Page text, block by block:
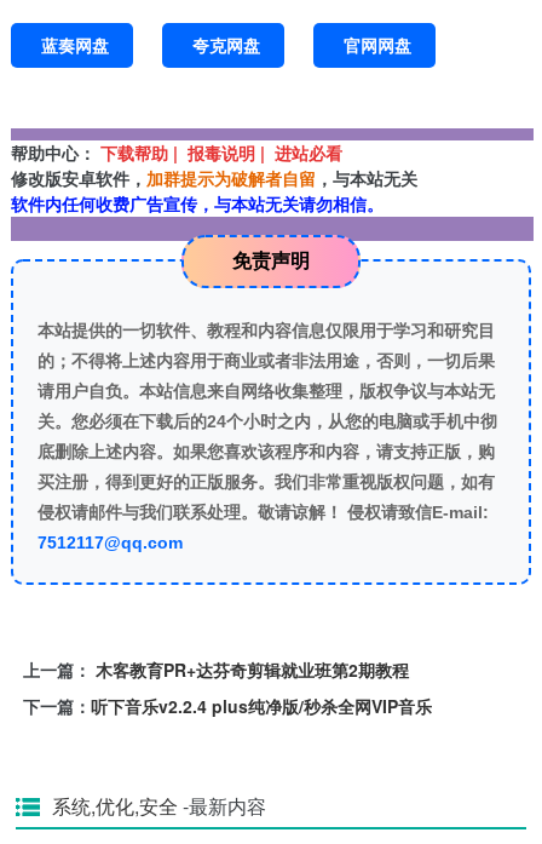
蓝奏网盘 夸克网盘 官网网盘
帮助中心： 下载帮助 | 报毒说明 | 进站必看
修改版安卓软件， 加群提示为破解者自留 ，与本站无关
软件内任何收费广告宣传，与本站无关请勿相信。
免责声明
本站提供的一切软件、教程和内容信息仅限用于学习和研究目
的；不得将上述内容用于商业或者非法用途，否则，一切后果
请用户自负。本站信息来自网络收集整理，版权争议与本站无
关。您必须在下载后的24个小时之内，从您的电脑或手机中彻
底删除上述内容。如果您喜欢该程序和内容，请支持正版，购
买注册，得到更好的正版服务。我们非常重视版权问题，如有
侵权请邮件与我们联系处理。敬请谅解！ 侵权请致信E-mail:
7512117@qq.com
上一篇： 木客教育PR+达芬奇剪辑就业班第2期教程
下一篇： 听下音乐v2.2.4 plus纯净版/秒杀全网VIP音乐
系统,优化,安全 -最新内容